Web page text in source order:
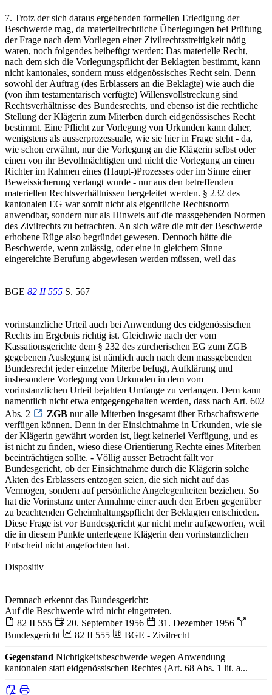
7. Trotz der sich daraus ergebenden formellen Erledigung der
Beschwerde mag, da materiellrechtliche Überlegungen bei Prüfung
der Frage nach dem Vorliegen einer Zivilrechtsstreitigkeit nötig
waren, noch folgendes beibefügt werden: Das materielle Recht,
nach dem sich die Vorlegungspflicht der Beklagten bestimmt, kann
nicht kantonales, sondern muss eidgenössisches Recht sein. Denn
sowohl der Auftrag (des Erblassers an die Beklagte) wie auch die
(von ihm testamentarisch verfügte) Willensvollstreckung sind
Rechtsverhältnisse des Bundesrechts, und ebenso ist die rechtliche
Stellung der Klägerin zum Miterben durch eidgenössisches Recht
bestimmt. Eine Pflicht zur Vorlegung von Urkunden kann daher,
wenigstens als ausserprozessuale, wie sie hier in Frage steht - da,
wie schon erwähnt, nur die Vorlegung an die Klägerin selbst oder
einen von ihr Bevollmächtigten und nicht die Vorlegung an einen
Richter im Rahmen eines (Haupt-)Prozesses oder im Sinne einer
Beweissicherung verlangt wurde - nur aus den betreffenden
materiellen Rechtsverhältnissen hergeleitet werden. § 232 des
kantonalen EG war somit nicht als eigentliche Rechtsnorm
anwendbar, sondern nur als Hinweis auf die massgebenden Normen
des Zivilrechts zu betrachten. An sich wäre die mit der Beschwerde
erhobene Rüge also begründet gewesen. Dennoch hätte die
Beschwerde, wenn zulässig, oder eine in gleichem Sinne
eingereichte Berufung abgewiesen werden müssen, weil das
BGE 82 II 555 S. 567
vorinstanzliche Urteil auch bei Anwendung des eidgenössischen
Rechts im Ergebnis richtig ist. Gleichwie nach der vom
Kassationsgerichte dem § 232 des zürcherischen EG zum ZGB
gegebenen Auslegung ist nämlich auch nach dem massgebenden
Bundesrecht jeder einzelne Miterbe befugt, Aufklärung und
insbesondere Vorlegung von Urkunden in dem vom
vorinstanzlichen Urteil bejahten Umfange zu verlangen. Dem kann
namentlich nicht etwa entgegengehalten werden, dass nach Art. 602
Abs. 2
ZGB nur alle Miterben insgesamt über Erbschaftswerte
verfügen können. Denn in der Einsichtnahme in Urkunden, wie sie
der Klägerin gewährt worden ist, liegt keinerlei Verfügung, und es
ist nicht zu finden, wieso diese Orientierung Rechte eines Miterben
beeinträchtigen sollte. - Völlig ausser Betracht fällt vor
Bundesgericht, ob der Einsichtnahme durch die Klägerin solche
Akten des Erblassers entzogen seien, die sich nicht auf das
Vermögen, sondern auf persönliche Angelegenheiten beziehen. So
hat die Vorinstanz unter Annahme einer auch den Erben gegenüber
zu beachtenden Geheimhaltungspflicht der Beklagten entschieden.
Diese Frage ist vor Bundesgericht gar nicht mehr aufgeworfen, weil
die in diesem Punkte unterlegene Klägerin den vorinstanzlichen
Entscheid nicht angefochten hat.
Dispositiv
Demnach erkennt das Bundesgericht:
Auf die Beschwerde wird nicht eingetreten.
82 II 555
20. September 1956
31. Dezember 1956
Bundesgericht
82 II 555 BGE - Zivilrecht
Gegenstand Nichtigkeitsbeschwerde wegen Anwendung
kantonalen statt eidgenössischen Rechtes (Art. 68 Abs. 1 lit. a...